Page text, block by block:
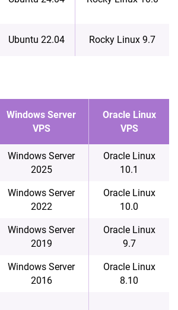
Ubuntu 22.04 Rocky Linux 9.7
Windows Server
VPS
Oracle Linux
VPS
Windows Server
2025
Oracle Linux
10.1
Windows Server
2022
Oracle Linux
10.0
Windows Server
2019
Oracle Linux
9.7
Windows Server
2016
Oracle Linux
8.10